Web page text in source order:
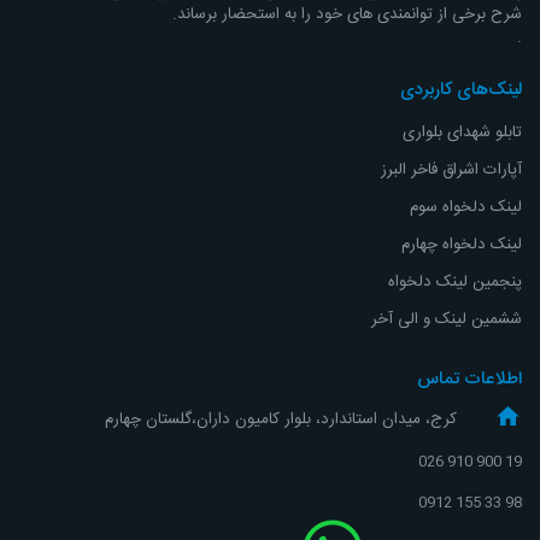
شرح برخی از توانمندی های خود را به استحضار برساند.
.
لینک‌های کاربردی
تابلو شهدای بلواری
آپارات اشراق فاخر البرز
لینک دلخواه سوم
لینک دلخواه چهارم
پنجمین لینک دلخواه
ششمین لینک و الی آخر
اطلاعات تماس
کرج، میدان استاندارد، بلوار کامیون داران،گلستان چهارم
19 900 910 026
98 33 155 0912